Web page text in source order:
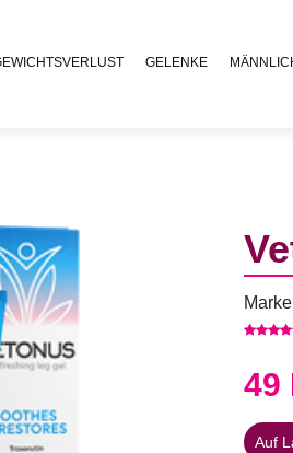
GELENKE
49
Auf